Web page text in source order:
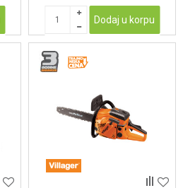
Dodaj u korpu